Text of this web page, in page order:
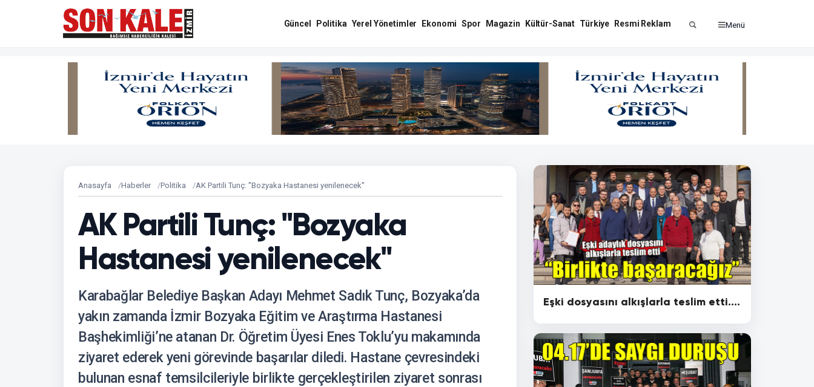
Güncel Politika Yerel Yönetimler Ekonomi Spor Magazin Kültür-Sanat Türkiye Resmi Reklam Menü
Anasayfa Haberler Politika AK Partili Tunç: ''Bozyaka Hastanesi yenilenecek''
AK Partili Tunç: ''Bozyaka
Hastanesi yenilenecek''
Karabağlar Belediye Başkan Adayı Mehmet Sadık Tunç, Bozyaka’da
yakın zamanda İzmir Bozyaka Eğitim ve Araştırma Hastanesi
Başhekimliği’ne atanan Dr. Öğretim Üyesi Enes Toklu’yu makamında
ziyaret ederek yeni görevinde başarılar diledi. Hastane çevresindeki
bulunan esnaf temsilcileriyle birlikte gerçekleştirilen ziyaret sonrası
Eşki dosyasını alkışlarla teslim etti....